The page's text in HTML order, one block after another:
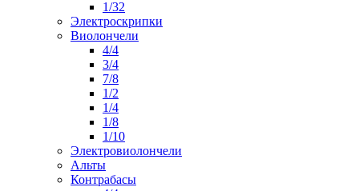
1/32
Электроскрипки
Виолончели
4/4
3/4
7/8
1/2
1/4
1/8
1/10
Электровиолончели
Альты
Контрабасы